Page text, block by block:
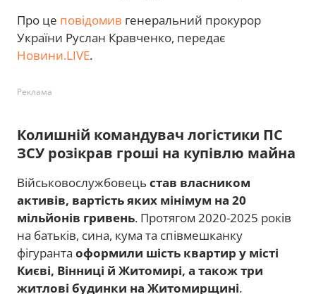
Про це повідомив генеральний прокурор
України Руслан Кравченко, передає
Новини.LIVE.
Реклама
Колишній командувач логістики ПС
ЗСУ розікрав гроші на купівлю майна
Військовослужбовець став власником
активів, вартість яких мінімум на 20
мільйонів гривень. Протягом 2020-2025 років
на батьків, сина, кума та співмешканку
фігуранта оформили шість квартир у місті
Києві, Вінниці й Житомирі, а також три
житлові будинки на Житомирщині.